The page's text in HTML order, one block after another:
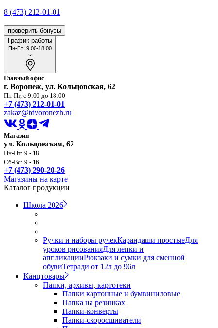
8 (473) 212-01-01
проверить бонусы
График работы
Пн-Пт: 9:00-18:00
Главный офис
г. Воронеж, ул. Кольцовская, 62
Пн-Пт, с 9:00 до 18:00
+7 (473) 212-01-01
zakaz@tdvoronezh.ru
Магазин
ул. Кольцовская, 62
Пн-Пт: 9 - 18
Сб-Вс: 9 - 16
+7 (473) 290-20-26
Магазины на карте
Каталог продукции
Школа 2026
Ручки и наборы ручекКарандаши простыеДля
уроков рисованияДля лепки и
аппликацииРюкзаки и сумки для сменной
обувиТетради от 12л до 96л
Канцтовары
Папки, архивы, картотеки
Папки картонные и бумвиниловые
Папка на резинках
Папки-конверты
Папки-скоросшиватели